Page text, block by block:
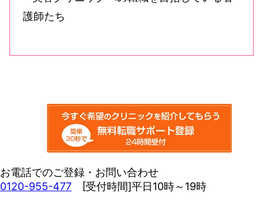
お電話でのご登録・お問い合わせ
0120-955-477 [受付時間]平日10時～19時